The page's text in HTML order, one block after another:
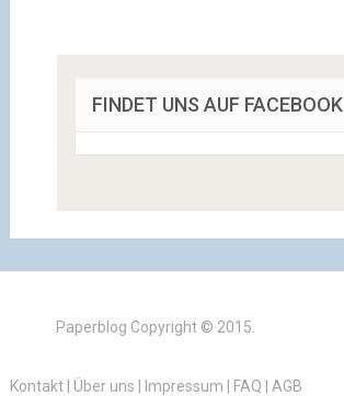
FINDET UNS AUF FACEBOOK
Paperblog Copyright © 2015.
Kontakt| Über uns Impressum FAQ AGB